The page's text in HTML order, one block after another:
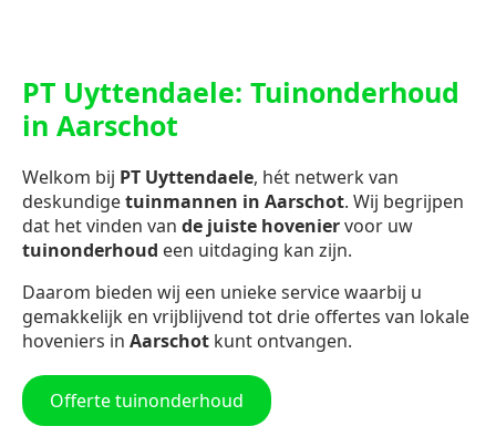
PT Uyttendaele: Tuinonderhoud
in Aarschot
Welkom bij PT Uyttendaele, hét netwerk van
deskundigetuinmannen in Aarschot. Wij begrijpen
dat het vinden van de juiste hoveniervoor uw
tuinonderhoud een uitdaging kan zijn.
Daarom bieden wij een unieke service waarbij u
gemakkelijk en vrijblijvend tot drie offertes van lokale
hoveniers in Aarschot kunt ontvangen.
Offerte tuinonderhoud